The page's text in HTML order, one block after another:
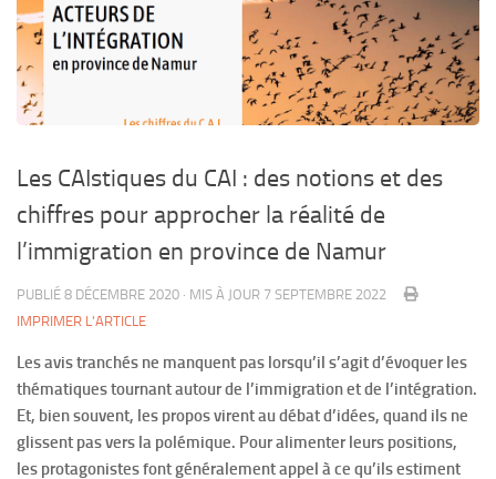
Les CAIstiques du CAI : des notions et des
chiffres pour approcher la réalité de
l’immigration en province de Namur
PUBLIÉ 8 DÉCEMBRE 2020 · MIS À JOUR 7 SEPTEMBRE 2022
IMPRIMER L'ARTICLE
Les avis tranchés ne manquent pas lorsqu’il s’agit d’évoquer les
thématiques tournant autour de l’immigration et de l’intégration.
Et, bien souvent, les propos virent au débat d’idées, quand ils ne
glissent pas vers la polémique. Pour alimenter leurs positions,
les protagonistes font généralement appel à ce qu’ils estiment